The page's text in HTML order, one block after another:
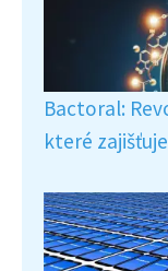
Bactoral:
které